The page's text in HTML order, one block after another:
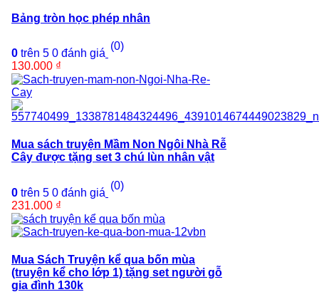
Bảng tròn học phép nhân
0 trên 5 0 đánh giá
(0)
130.000 ₫
Mua sách truyện Mầm Non Ngôi Nhà Rễ
Cây được tặng set 3 chú lùn nhân vật
0 trên 5 0 đánh giá
(0)
231.000 ₫
Mua Sách Truyện kể qua bốn mùa
(truyện kể cho lớp 1) tặng set người gỗ
gia đình 130k